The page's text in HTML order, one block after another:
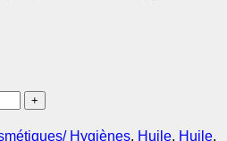
Hygiènes, Huile, Huile,